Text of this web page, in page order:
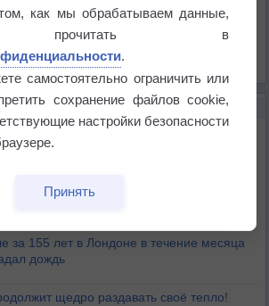
температура воздуха в ОАЭ превысила
столицы бьют рекорды жары
за 155 лет в Лондоне в течение месяца
дождь
щедро раздавать своё тепло!
как мы обрабатываем данные,
прочитать в
.
самостоятельно ограничить или
сохранение файлов cookie,
настройки безопасности
Принять